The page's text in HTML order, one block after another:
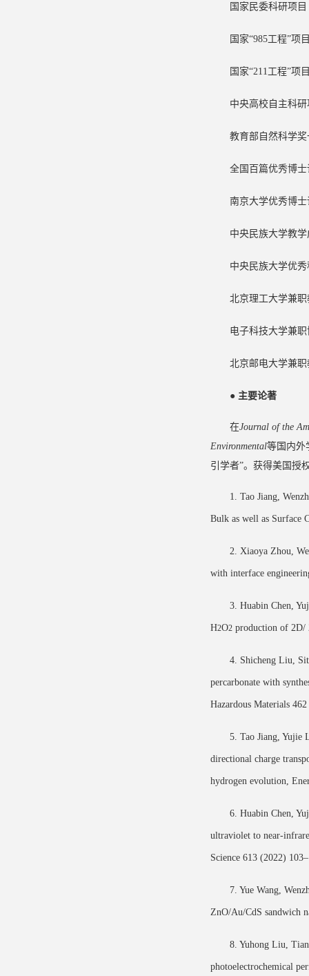
国家民委科研项目
国家“985工程”项
国家“211工程”项
中央高校自主科研
教育部自然科学奖
全国百篇优秀博士
南京大学优秀博士
中央民族大学教
中央民族大学优
北京理工大学兼职
电子科技大学兼
北京邮电大学兼职
● 主要论著
在Journal of the
Environmental等国内外
引学者”。获得美国授
1. Tao Jiang,
Bulk as well as Surface
2. Xiaoya Zhou,
with interface
3. Huabin Chen,
H2O2 production of 2D/
4. Shicheng Liu,
percarbonate with
Hazardous Materials
5. Tao Jiang, Yujie
directional charge
hydrogen evolution,
6. Huabin Chen,
ultraviolet to near-
Science 613 (2022)
7. Yue Wang,
ZnO/Au/CdS sandwich
8. Yuhong Liu,
photoelectrochemical